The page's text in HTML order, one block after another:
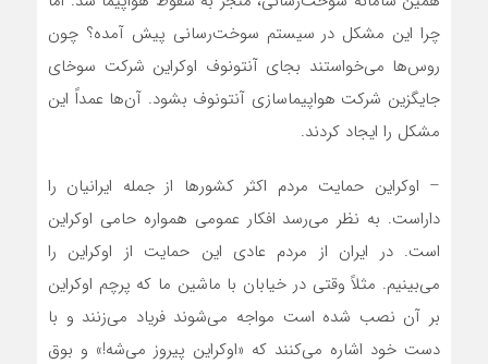
چرا این مشکل در سیستم سوخت‌رسانی پیش آمده؟ چون
روس‌ها می‌خواستند بجای آنتونوف اوکراین شرکت سوخای
جایگزین شرکت هواپیماسازی آنتونوف بشود. آن‌ها عمداً این
مشکل را ایجاد کردند.
– اوکراین حمایت مردم اکثر کشور‌ها از جمله ایرانیان را
داراست. به نظر می‌رسد افکار عمومی همواره حامی اوکراین
است. در ایران از مردم عادی این حمایت از اوکراین را
می‌بینیم. مثلاً وقتی در خیابان با ماشین ما که پرچم اوکراین
بر آن نصب شده است مواجه می‌شوند فریاد می‌زنند و با
دست خود اشاره می‌کنند که «اوکراین پیروز می‌شه!» و بوق